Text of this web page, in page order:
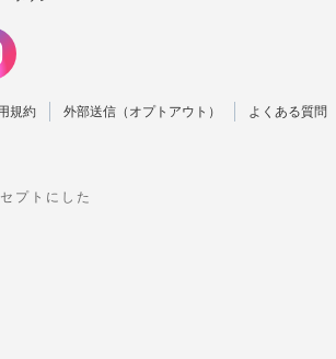
規約 外部送信（オプトアウト） よくある質問
プトにした